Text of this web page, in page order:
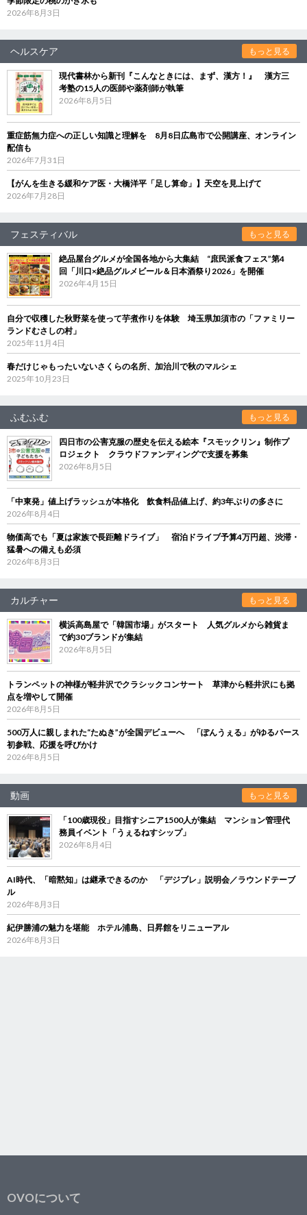
2026年8月3日
ヘルスケア もっと見る
現代書林から新刊『こんなときには、まず、漢方！』 漢方三
考塾の15人の医師や薬剤師が執筆
2026年8月5日
重症筋無力症への正しい知識と理解を 8月8日広島市で公開講座、オンライン
配信も
2026年7月31日
【がんを生きる緩和ケア医・大橋洋平「足し算命」】天空を見上げて
2026年7月28日
フェスティバル もっと見る
絶品屋台グルメが全国各地から大集結 “庶民派食フェス”第4
回「川口×絶品グルメビール＆日本酒祭り2026」を開催
2026年4月15日
自分で収穫した秋野菜を使って芋煮作りを体験 埼玉県加須市の「ファミリー
ランドむさしの村」
2025年11月4日
春だけじゃもったいないさくらの名所、加治川で秋のマルシェ
2025年10月23日
ふむふむ もっと見る
四日市の公害克服の歴史を伝える絵本『スモックリン』制作プ
ロジェクト クラウドファンディングで支援を募集
2026年8月5日
「中東発」値上げラッシュが本格化 飲食料品値上げ、約3年ぶりの多さに
2026年8月4日
物価高でも「夏は家族で長距離ドライブ」 宿泊ドライブ予算4万円超、渋滞・
猛暑への備えも必須
2026年8月3日
カルチャー もっと見る
横浜高島屋で「韓国市場」がスタート 人気グルメから雑貨ま
で約30ブランドが集結
2026年8月5日
トランペットの神様が軽井沢でクラシックコンサート 草津から軽井沢にも拠
点を増やして開催
2026年8月5日
500万人に親しまれた“たぬき”が全国デビューへ 「ぽんうぇる」がゆるバース
初参戦、応援を呼びかけ
2026年8月5日
動画 もっと見る
「100歳現役」目指すシニア1500人が集結 マンション管理代
務員イベント「うぇるねすシップ」
2026年8月4日
AI時代、「暗黙知」は継承できるのか 「デジブレ」説明会／ラウンドテーブ
ル
2026年8月3日
紀伊勝浦の魅力を堪能 ホテル浦島、日昇館をリニューアル
2026年8月3日
OVOについて